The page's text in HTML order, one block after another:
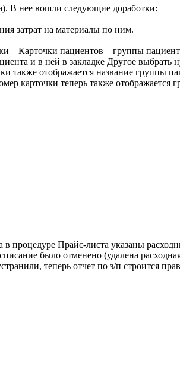
В нее вошли следующие доработки:
затрат на материалы по ним.
– Карточки пациентов – группы
и в ней в закладке Другое выбрать
также отображается название группы
карточки теперь также отображается
процедуре Прайс-листа указаны
было отменено (удалена
теперь отчет по з/п строится